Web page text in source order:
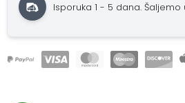
Isporuka 1 - 5 dana.Šaljemo